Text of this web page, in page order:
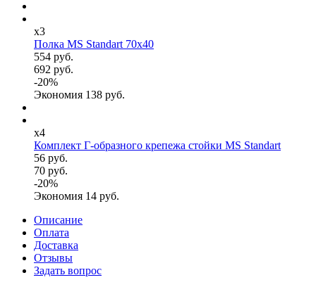
x3
Полка MS Standart 70x40
554 руб.
692 руб.
-20%
Экономия 138 руб.
x4
Комплект Г-образного крепежа стойки MS Standart
56 руб.
70 руб.
-20%
Экономия 14 руб.
Описание
Оплата
Доставка
Отзывы
Задать вопрос